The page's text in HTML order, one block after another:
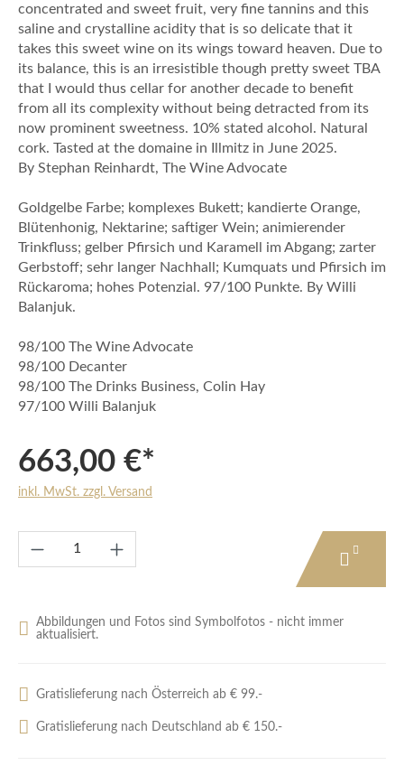
concentrated and sweet fruit, very fine tannins and this
saline and crystalline acidity that is so delicate that it
takes this sweet wine on its wings toward heaven. Due to
its balance, this is an irresistible though pretty sweet TBA
that I would thus cellar for another decade to benefit
from all its complexity without being detracted from its
now prominent sweetness. 10% stated alcohol. Natural
cork. Tasted at the domaine in Illmitz in June 2025.
By Stephan Reinhardt, The Wine Advocate
Goldgelbe Farbe; komplexes Bukett; kandierte Orange,
Blütenhonig, Nektarine; saftiger Wein; animierender
Trinkfluss; gelber Pfirsich und Karamell im Abgang; zarter
Gerbstoff; sehr langer Nachhall; Kumquats und Pfirsich im
Rückaroma; hohes Potenzial. 97/100 Punkte. By Willi
Balanjuk.
98/100 The Wine Advocate
98/100 Decanter
98/100 The Drinks Business, Colin Hay
97/100 Willi Balanjuk
663,00 €*
inkl. MwSt. zzgl. Versand
Produkt Anzahl: Gib den gewünschten
Abbildungen und Fotos sind Symbolfotos - nicht immer
aktualisiert.
Gratislieferung nach Österreich ab € 99.-
Gratislieferung nach Deutschland ab € 150.-